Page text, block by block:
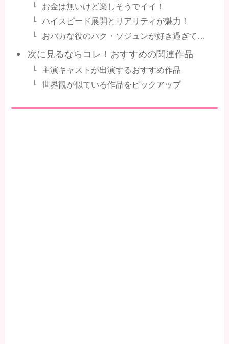
お金は無いけど楽しそうでイイ！
ハイスピード展開とリアリティが魅力！
おバカな役のパク・ソジュンが好き過ぎて…
次に見るならコレ！おすすめの関連作品
主演キャストが出演するおすすめ作品
世界観が似ている作品をピックアップ